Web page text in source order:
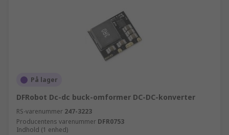
På lager
DFRobot Dc-dc buck-omformer DC-DC-konverter
RS-varenummer 247-3223
Producentens varenummer DFR0753
Indhold (1 enhed)